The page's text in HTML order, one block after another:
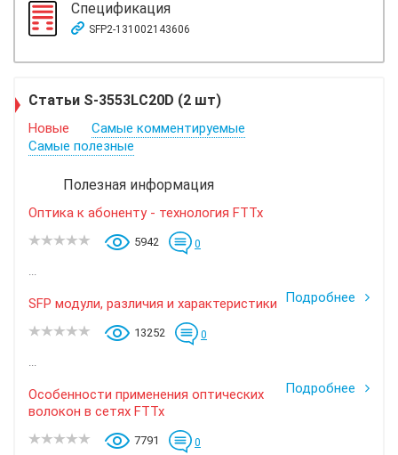
Спецификация
SFP2-131002143606
Статьи S-3553LC20D (2 шт)
Новые
Самые комментируемые
Самые полезные
Полезная информация
Оптика к абоненту - технология FTTx
5942 0
...
Подробнее
SFP модули, различия и характеристики
13252 0
...
Подробнее
Особенности применения оптических
волокон в сетях FTTx
7791 0